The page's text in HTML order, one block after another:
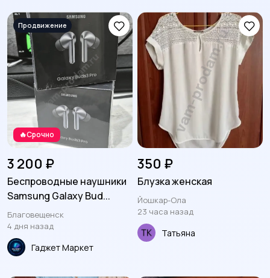
Другое91
🔥Срочно
3 200 ₽
Беспроводные наушники
Samsung Galaxy Bud...
Благовещенск
4 дня назад
Гаджет Маркет
350 ₽
Блузка женская
Йошкар-Ола
23 часа назад
Татьяна